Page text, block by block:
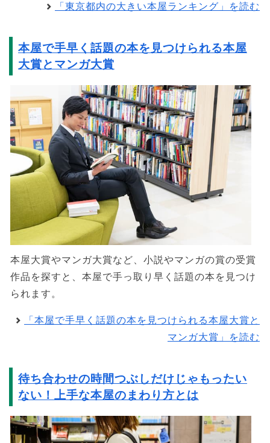
「東京都内の大きい本屋ランキング」を読む
本屋で手早く話題の本を見つけられる本屋
大賞とマンガ大賞
本屋大賞やマンガ大賞など、小説やマンガの賞の受賞
作品を探すと、本屋で手っ取り早く話題の本を見つけ
られます。
「本屋で手早く話題の本を見つけられる本屋大賞と
マンガ大賞」を読む
待ち合わせの時間つぶしだけじゃもったい
ない！上手な本屋のまわり方とは